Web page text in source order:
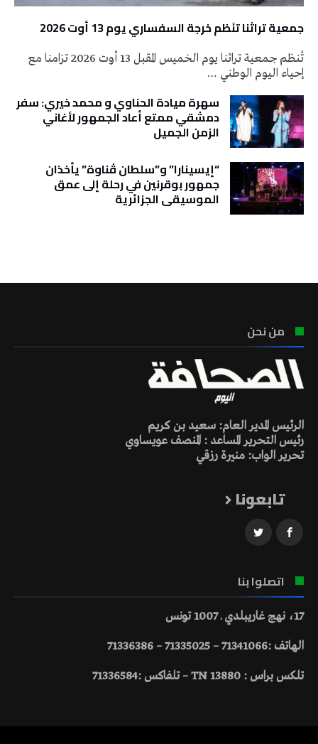
جمعية تراثنا تنَظم خرجة السفساري يوم 13 أوت 2026
تُنظم جمعية تراثنا يوم الخميس المقبل 13 أوت 2026 تزامنا مع
إحياء اليوم الوطني …
سهرة ميادة الحناوي و محمد خيري: سفر
دمشقي ممتع أعاد الجمهور لأغاني
الزمن الجميل
“إيسينارا” و”سلطان ڤناوة” يأخذان
جمهور بوقرنين في رحلة إلى عمق
الموسيقى الجزائرية
من نحن
الرئيس المدير العام: سعيد بن كريم
رئيس التحرير المساعد : المنصف عويساوي
تحرير الواب: منيرة رزقي
تابعونا
اتصلوا بنا
17، نهج غاريبلدي ـ 1007 تونس
الهاتف :71341066 – 71335025 – 71336386
تلكس براس : 13880 TN – تلفاكس :71336584